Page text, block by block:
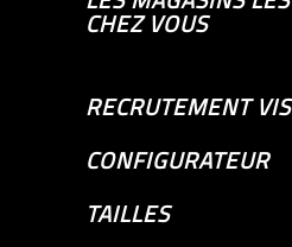
CHEZ VOUS
RECRUTEMENT
CONFIGURATEUR
TAILLES